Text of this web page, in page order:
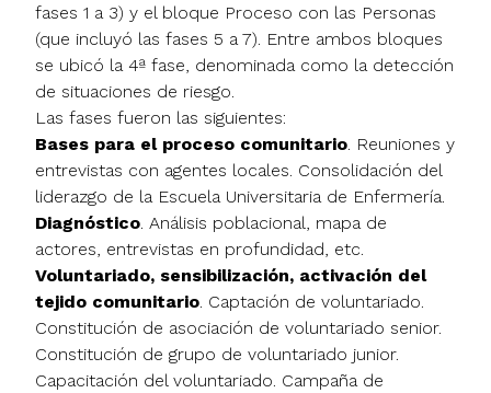
fases 1 a 3) y el bloque Proceso con las Personas
(que incluyó las fases 5 a 7). Entre ambos bloques
se ubicó la 4ª fase, denominada como la detección
de situaciones de riesgo.
Las fases fueron las siguientes:
Bases para el proceso comunitario . Reuniones y
entrevistas con agentes locales. Consolidación del
liderazgo de la Escuela Universitaria de Enfermería.
Diagnóstico . Análisis poblacional, mapa de
actores, entrevistas en profundidad, etc.
Voluntariado, sensibilización, activación del
tejido comunitario . Captación de voluntariado.
Constitución de asociación de voluntariado senior.
Constitución de grupo de voluntariado junior.
Capacitación del voluntariado. Campaña de